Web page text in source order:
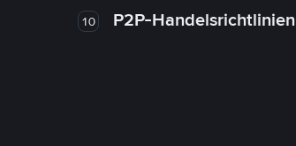
10 P2P-Handelsrichtlinien